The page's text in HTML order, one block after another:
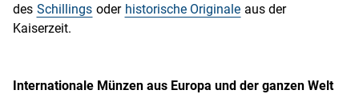
des Schillings oder historische Originale aus der
Kaiserzeit.
Internationale Münzen aus Europa und der ganzen Welt